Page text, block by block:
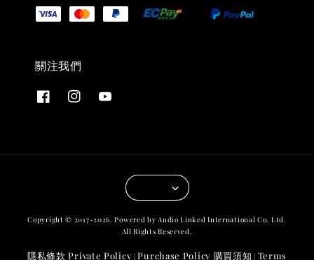
關注我們
Copyright © 2017-2026. Powered by Audio Linked International Co. Ltd.
All Rights Reserved.
隱私條款 Private Policy |Purchase Policy 購買須知 | Terms